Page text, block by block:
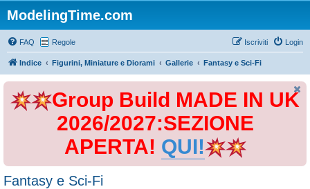
ModelingTime.com
FAQ Regole Login
Iscriviti
Indice Figurini, Miniature e Diorami Gallerie Fantasy e Sci-Fi
Group Build MADE IN UK
2026/2027:SEZIONE
APERTA! QUI!
Fantasy e Sci-Fi